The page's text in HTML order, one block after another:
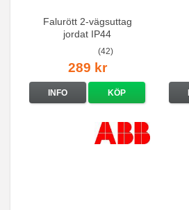
Falurött 2-vägsuttag
jordat IP44
(42)
289 kr
INFO KÖP